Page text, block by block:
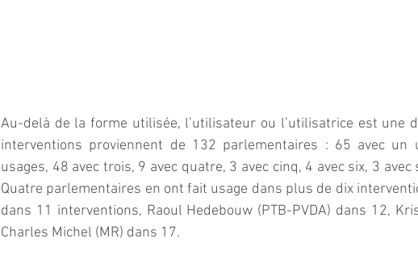
Au-delà de la forme utilisée, l’utilisateur ou l’utilisatrice est une
interventions proviennent de 132 parlementaires : 65 avec un
usages, 48 avec trois, 9 avec quatre, 3 avec cinq, 4 avec six, 3
Quatre parlementaires en ont fait usage dans plus de dix
dans 11 interventions, Raoul Hedebouw (PTB-PVDA) dans 12,
Charles Michel (MR) dans 17.